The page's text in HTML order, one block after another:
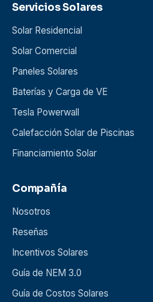
Servicios Solares
Solar Residencial
Solar Comercial
Paneles Solares
Baterías y Carga de VE
Tesla Powerwall
Calefacción Solar de Piscinas
Financiamiento Solar
Compañía
Nosotros
Reseñas
Incentivos Solares
Guía de NEM 3.0
Guía de Costos Solares